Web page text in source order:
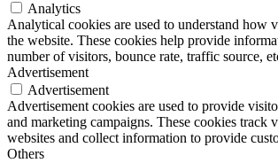
Analytics
Analytical cookies are used to understand how
the website. These cookies help provide
number of visitors, bounce rate, traffic source,
Advertisement
Advertisement
Advertisement cookies are used to provide
and marketing campaigns. These cookies track
websites and collect information to provide
Others